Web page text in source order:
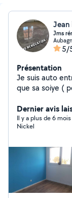
Jean
Jms
5/
Présentation
Je suis auto entrepreneur
que sa soiye (
et bien d'autres
vous été
vous faire vos
Dernier avis
Il y a plus de 6 mois
Nickel